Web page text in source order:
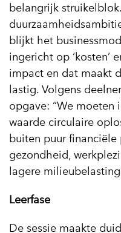
belangrijk
blijkt het
ingericht op ‘kosten’
impact en dat maakt
lastig. Volgens
opgave: “We moeten
waarde circulaire
buiten puur financiële
gezondheid,
lagere
Leerfase
De sessie maakte